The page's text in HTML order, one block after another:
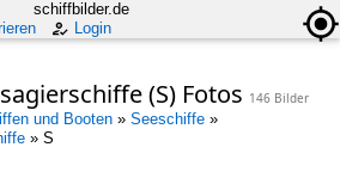
schiffbilder.de
Login
(S) Fotos 146 Bilder
und Booten » Seeschiffe »
» S